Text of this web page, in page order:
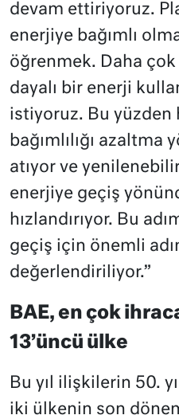
devam ettiriyoruz.
enerjiye bağımlı
öğrenmek. Daha
dayalı bir enerji
istiyoruz. Bu
bağımlılığı azaltma
atıyor ve
enerjiye geçiş
hızlandırıyor. Bu
geçiş için önemli
değerlendiriliyor.”
BAE, en çok
13’üncü ülke
Bu yıl ilişkilerin 50.
iki ülkenin son